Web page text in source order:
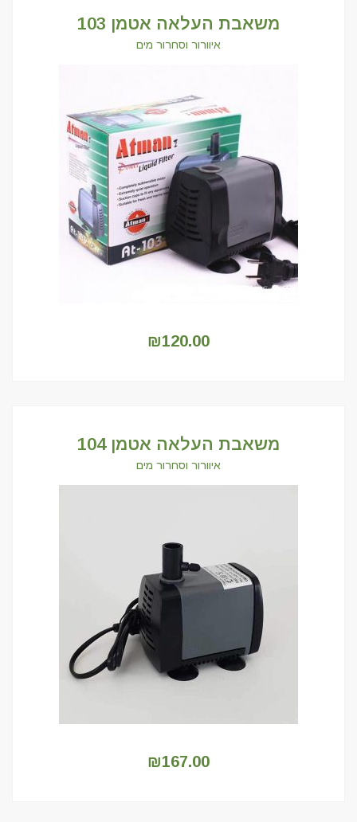
משאבת העלאה אטמן 103
איוורור וסחרור מים
₪120.00
משאבת העלאה אטמן 104
איוורור וסחרור מים
₪167.00